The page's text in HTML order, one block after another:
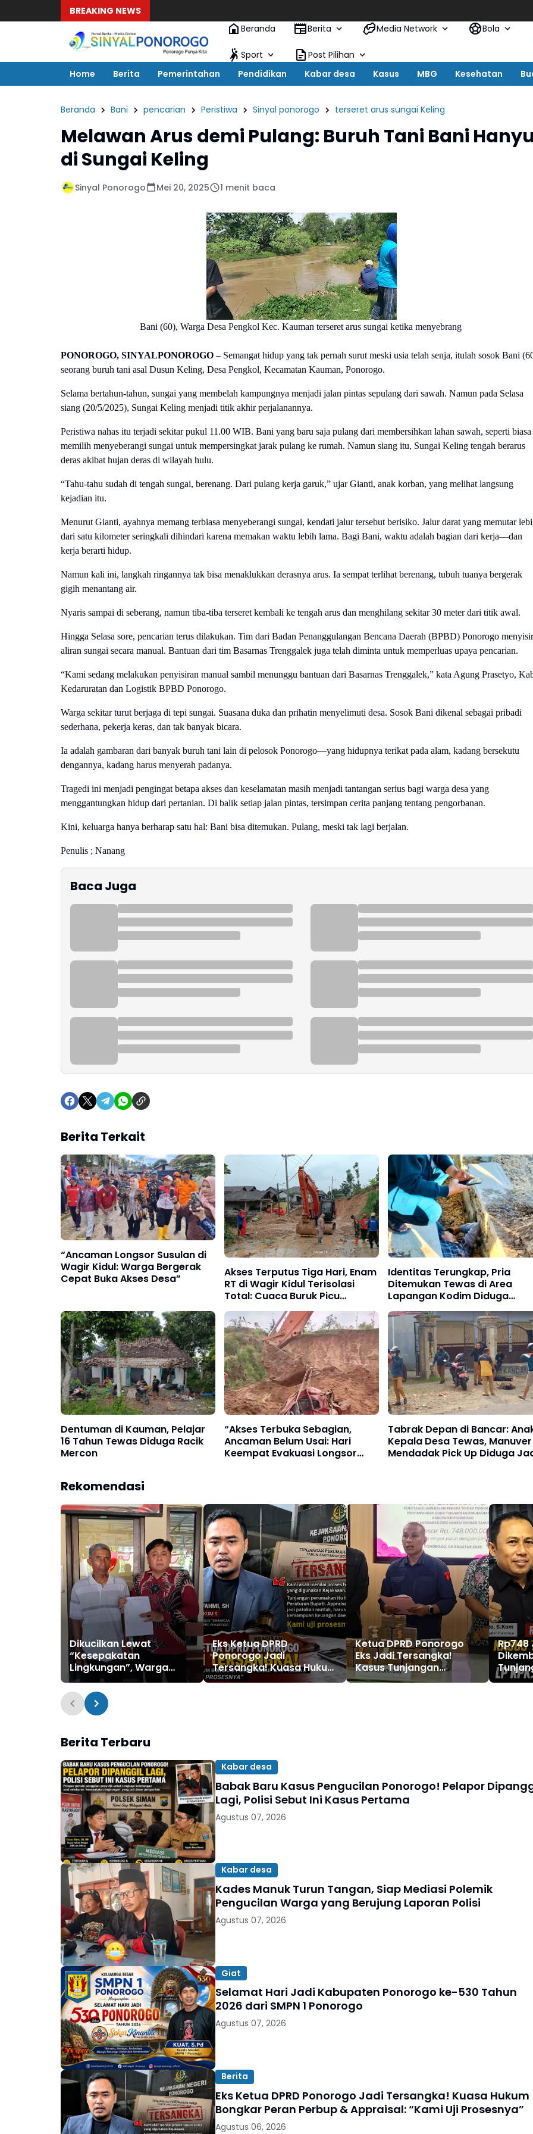
BREAKING NEWS
Babak
Beranda
Berita Media Network Bola
Sport
Post Pilihan
Home
Berita Pemerintahan Pendidikan Kabar desa Kasus MBG Kesehatan
Beranda Bani pencarian Peristiwa Sinyal ponorogo terseret arus sungai Keling
Melawan Arus demi Pulang: Buruh Tani Bani
di Sungai Keling
Sinyal Ponorogo Mei 20, 2025 1 menit baca
Bani (60), Warga Desa Pengkol Kec. Kauman terseret arus sungai ketika menyebrang
PONOROGO, SINYALPONOROGO – Semangat hidup yang tak pernah surut meski usia telah senja, itulah sosok Bani
seorang buruh tani asal Dusun Keling, Desa Pengkol, Kecamatan Kauman, Ponorogo.
Selama bertahun-tahun, sungai yang membelah kampungnya menjadi jalan pintas sepulang dari sawah. Namun pada Selasa
siang (20/5/2025), Sungai Keling menjadi titik akhir perjalanannya.
Peristiwa nahas itu terjadi sekitar pukul 11.00 WIB. Bani yang baru saja pulang dari membersihkan lahan sawah, seperti biasa
memilih menyeberangi sungai untuk mempersingkat jarak pulang ke rumah. Namun siang itu, Sungai Keling tengah berarus
deras akibat hujan deras di wilayah hulu.
“Tahu-tahu sudah di tengah sungai, berenang. Dari pulang kerja garuk,” ujar Gianti, anak korban, yang melihat langsung
kejadian itu.
Menurut Gianti, ayahnya memang terbiasa menyeberangi sungai, kendati jalur tersebut berisiko. Jalur darat yang memutar
dari satu kilometer seringkali dihindari karena memakan waktu lebih lama. Bagi Bani, waktu adalah bagian dari kerja—dan
kerja berarti hidup.
Namun kali ini, langkah ringannya tak bisa menaklukkan derasnya arus. Ia sempat terlihat berenang, tubuh tuanya bergerak
gigih menantang air.
Nyaris sampai di seberang, namun tiba-tiba terseret kembali ke tengah arus dan menghilang sekitar 30 meter dari titik awal.
Hingga Selasa sore, pencarian terus dilakukan. Tim dari Badan Penanggulangan Bencana Daerah (BPBD) Ponorogo menyisir
aliran sungai secara manual. Bantuan dari tim Basarnas Trenggalek juga telah diminta untuk memperluas upaya pencarian.
“Kami sedang melakukan penyisiran manual sambil menunggu bantuan dari Basarnas Trenggalek,” kata Agung Prasetyo,
Kedaruratan dan Logistik BPBD Ponorogo.
Warga sekitar turut berjaga di tepi sungai. Suasana duka dan prihatin menyelimuti desa. Sosok Bani dikenal sebagai pribadi
sederhana, pekerja keras, dan tak banyak bicara.
Ia adalah gambaran dari banyak buruh tani lain di pelosok Ponorogo—yang hidupnya terikat pada alam, kadang bersekutu
dengannya, kadang harus menyerah padanya.
Tragedi ini menjadi pengingat betapa akses dan keselamatan masih menjadi tantangan serius bagi warga desa yang
menggantungkan hidup dari pertanian. Di balik setiap jalan pintas, tersimpan cerita panjang tentang pengorbanan.
Kini, keluarga hanya berharap satu hal: Bani bisa ditemukan. Pulang, meski tak lagi berjalan.
Penulis ; Nanang
Baca Juga
Berita Terkait
“Ancaman Longsor Susulan di
Wagir Kidul: Warga Bergerak
Cepat Buka Akses Desa”
Akses Terputus Tiga Hari, Enam
RT di Wagir Kidul Terisolasi
Total: Cuaca Buruk Picu
Longsor Susulan
Identitas Terungkap, Pria
Ditemukan Tewas di Area
Lapangan Kodim Diduga
Meninggal Akibat Hipertensi
Dentuman di Kauman, Pelajar
16 Tahun Tewas Diduga Racik
Mercon
“Akses Terbuka Sebagian,
Ancaman Belum Usai: Hari
Keempat Evakuasi Longsor
Tabrak Depan di Bancar:
Kepala Desa Tewas, Manuver
Mendadak Pick Up Diduga
Rekomendasi
Dikucilkan Lewat
“Kesepakatan
Lingkungan”, Warga
Siman Lapor Polisi:
Diduga Ada Upaya
Pembunuhan Karakter
Eks Ketua DPRD
Ponorogo Jadi
Tersangka! Kuasa Hukum
Bongkar Peran Perbup &
Ketua DPRD Ponorogo
Eks Jadi Tersangka!
Kasus Tunjangan
Perumahan Makin
Rp748
Berita Terbaru
Kabar desa
Babak Baru Kasus Pengucilan Ponorogo! Pelapor
Lagi, Polisi Sebut Ini Kasus Pertama
Agustus 07, 2026
Kabar desa
Kades Manuk Turun Tangan, Siap Mediasi Polemik
Pengucilan Warga yang Berujung Laporan Polisi
Agustus 07, 2026
Giat
Selamat Hari Jadi Kabupaten Ponorogo ke-530 Tahun
2026 dari SMPN 1 Ponorogo
Agustus 07, 2026
Berita
Eks Ketua DPRD Ponorogo Jadi Tersangka! Kuasa Hukum
Bongkar Peran Perbup & Appraisal: “Kami Uji Prosesnya”
Agustus 06, 2026